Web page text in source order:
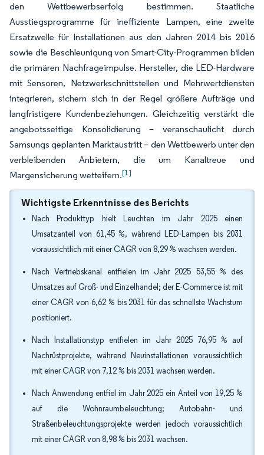
den Wettbewerbserfolg bestimmen. Staatliche
Ausstiegsprogramme für ineffiziente Lampen, eine zweite
Ersatzwelle für Installationen aus den Jahren 2014 bis 2016
sowie die Beschleunigung von Smart-City-Programmen bilden
die primären Nachfrageimpulse. Hersteller, die LED-Hardware
mit Sensoren, Netzwerkschnittstellen und Mehrwertdiensten
integrieren, sichern sich in der Regel größere Aufträge und
langfristigere Kundenbeziehungen. Gleichzeitig verstärkt die
angebotsseitige Konsolidierung – veranschaulicht durch
Samsungs geplanten Marktaustritt – den Wettbewerb unter den
verbleibenden Anbietern, die um Kanaltreue und
Margensicherung wetteifern.[1]
Wichtigste Erkenntnisse des Berichts
Nach Produkttyp hielt Leuchten im Jahr 2025 einen
Umsatzanteil von 61,45 %, während LED-Lampen bis 2031
voraussichtlich mit einer CAGR von 8,29 % wachsen werden.
Nach Vertriebskanal entfielen im Jahr 2025 53,55 % des
Umsatzes auf Groß- und Einzelhandel; der E-Commerce ist mit
einer CAGR von 6,62 % bis 2031 für das schnellste Wachstum
positioniert.
Nach Installationstyp entfielen im Jahr 2025 76,95 % auf
Nachrüstprojekte, während Neuinstallationen voraussichtlich
mit einer CAGR von 7,12 % bis 2031 wachsen werden.
Nach Anwendung entfiel im Jahr 2025 ein Anteil von 19,25 %
auf die Wohnraumbeleuchtung; Autobahn- und
Straßenbeleuchtungsprojekte werden jedoch voraussichtlich
mit einer CAGR von 8,98 % bis 2031 wachsen.